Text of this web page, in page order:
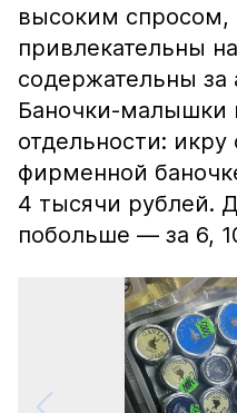
высоким спросом,
привлекательны
содержательны за
Баночки-малышки
отдельности:
фирменной
4 тысячи рублей.
побольше — за 6,